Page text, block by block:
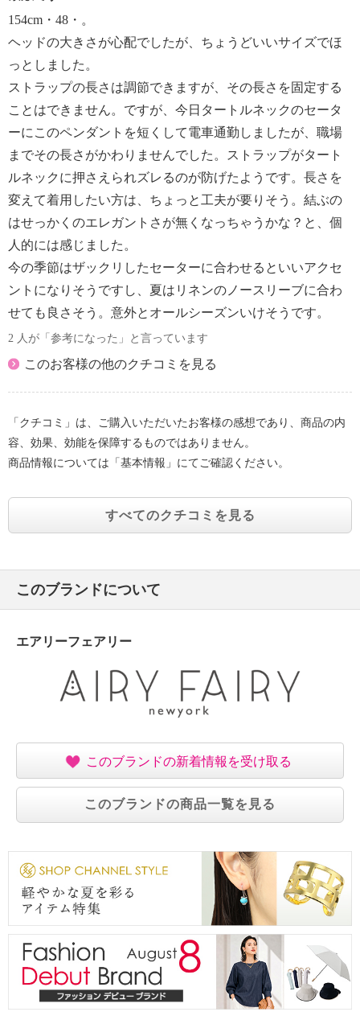
154cm・48・。
ヘッドの大きさが心配でしたが、ちょうどいいサイズでほ
っとしました。
ストラップの長さは調節できますが、その長さを固定する
ことはできません。ですが、今日タートルネックのセータ
ーにこのペンダントを短くして電車通勤しましたが、職場
までその長さがかわりませんでした。ストラップがタート
ルネックに押さえられズレるのが防げたようです。長さを
変えて着用したい方は、ちょっと工夫が要りそう。結ぶの
はせっかくのエレガントさが無くなっちゃうかな？と、個
人的には感じました。
今の季節はザックリしたセーターに合わせるといいアクセ
ントになりそうですし、夏はリネンのノースリーブに合わ
せても良さそう。意外とオールシーズンいけそうです。
2 人が「参考になった」と言っています
このお客様の他のクチコミを見る
「クチコミ」は、ご購入いただいたお客様の感想であり、商品の内
容、効果、効能を保障するものではありません。
商品情報については「基本情報」にてご確認ください。
すべてのクチコミを見る
このブランドについて
エアリーフェアリー
このブランドの新着情報を受け取る
このブランドの商品一覧を見る